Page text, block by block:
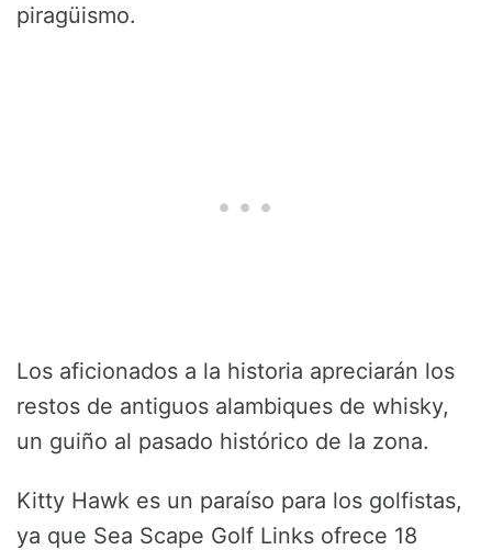
piragüismo.
Los aficionados a la historia apreciarán los
restos de antiguos alambiques de whisky,
un guiño al pasado histórico de la zona.
Kitty Hawk es un paraíso para los golfistas,
ya que Sea Scape Golf Links ofrece 18